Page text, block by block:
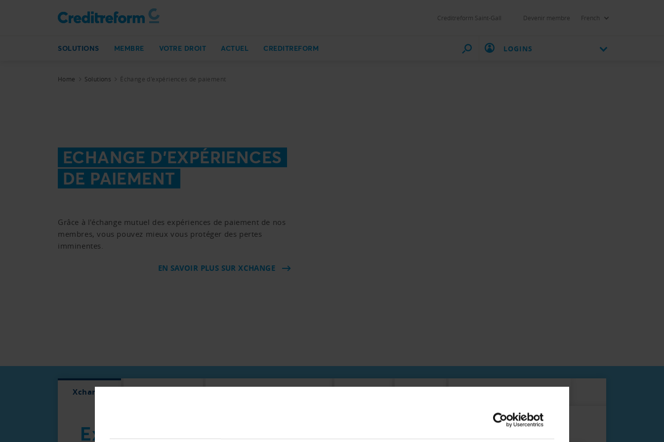
Creditreform Saint-Gall Devenir membre French
SOLUTIONS MEMBRE VOTRE DROIT ACTUEL CREDITREFORM LOGINS
Home Solutions Échange d'expériences de paiement
ECHANGE D'EXPÉRIENCES
DE PAIEMENT
Grâce à l'échange mutuel des expériences de paiement de nos
membres, vous pouvez mieux vous protéger des pertes
imminentes.
EN SAVOIR PLUS SUR XCHANGE
Xchange
Expériences de paiement de 12.000